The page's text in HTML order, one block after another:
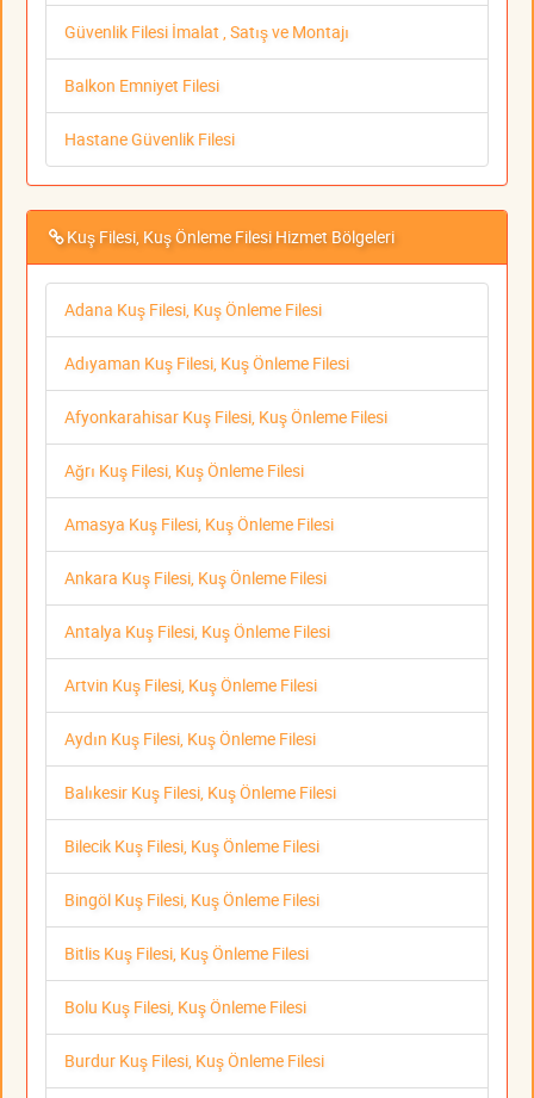
Güvenlik Filesi İmalat , Satış ve Montajı
Balkon Emniyet Filesi
Hastane Güvenlik Filesi
Kuş Filesi, Kuş Önleme Filesi Hizmet Bölgeleri
Adana Kuş Filesi, Kuş Önleme Filesi
Adıyaman Kuş Filesi, Kuş Önleme Filesi
Afyonkarahisar Kuş Filesi, Kuş Önleme Filesi
Ağrı Kuş Filesi, Kuş Önleme Filesi
Amasya Kuş Filesi, Kuş Önleme Filesi
Ankara Kuş Filesi, Kuş Önleme Filesi
Antalya Kuş Filesi, Kuş Önleme Filesi
Artvin Kuş Filesi, Kuş Önleme Filesi
Aydın Kuş Filesi, Kuş Önleme Filesi
Balıkesir Kuş Filesi, Kuş Önleme Filesi
Bilecik Kuş Filesi, Kuş Önleme Filesi
Bingöl Kuş Filesi, Kuş Önleme Filesi
Bitlis Kuş Filesi, Kuş Önleme Filesi
Bolu Kuş Filesi, Kuş Önleme Filesi
Burdur Kuş Filesi, Kuş Önleme Filesi